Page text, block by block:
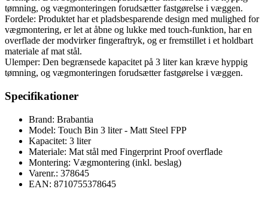
tømning, og vægmonteringen forudsætter fastgørelse i væggen.
Fordele: Produktet har et pladsbesparende design med mulighed for
vægmontering, er let at åbne og lukke med touch-funktion, har en
overflade der modvirker fingeraftryk, og er fremstillet i et holdbart
materiale af mat stål.
Ulemper: Den begrænsede kapacitet på 3 liter kan kræve hyppig
tømning, og vægmonteringen forudsætter fastgørelse i væggen.
Specifikationer
Brand: Brabantia
Model: Touch Bin 3 liter - Matt Steel FPP
Kapacitet: 3 liter
Materiale: Mat stål med Fingerprint Proof overflade
Montering: Vægmontering (inkl. beslag)
Varenr.: 378645
EAN: 8710755378645